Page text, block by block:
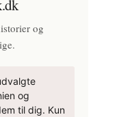
og
og
til dig. Kun